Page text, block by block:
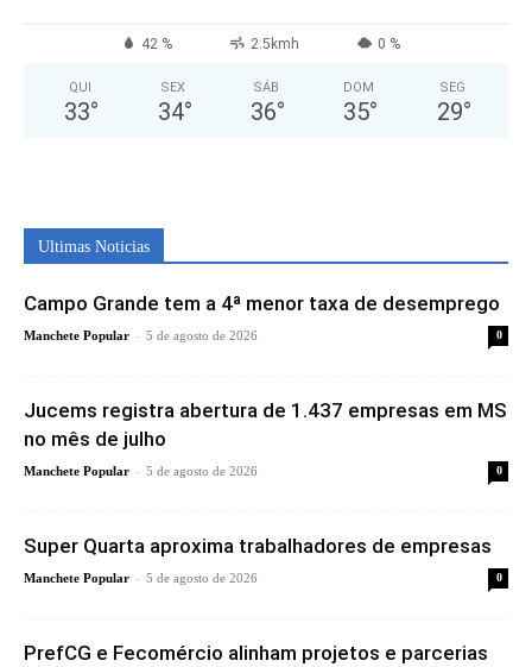
42 % 2.5kmh 0 %
QUI
33°
SEX
34°
SÁB
36°
DOM
35°
SEG
29°
Ultimas Noticias
Campo Grande tem a 4ª menor taxa de desemprego
Manchete Popular - 5 de agosto de 2026 0
Jucems registra abertura de 1.437 empresas em MS
no mês de julho
Manchete Popular - 5 de agosto de 2026 0
Super Quarta aproxima trabalhadores de empresas
Manchete Popular - 5 de agosto de 2026 0
PrefCG e Fecomércio alinham projetos e parcerias